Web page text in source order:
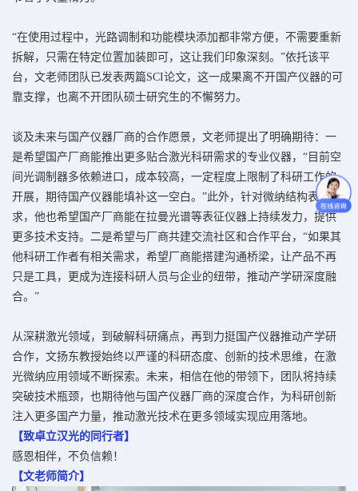
“在使用过程中，光路调制和功能模块添加都非常方便，不需要重新
拆解，只需在特定位置加装即可，这让我们印象深刻。”依托该平
台，文老师团队已发表两篇SCI论文，这一成果离不开国产仪器的可
靠支撑，也离不开团队硕士研究生的不懈努力。
谈及未来与国产仪器厂商的合作愿景，文老师提出了明确期待：一
是希望国产厂商能推出更多贴合激光科研需求的专业仪器，“目前空
间光调制器多依赖进口，成本较高，一定程度上限制了科研工作的
开展，期待国产仪器能填补这一空白。”此外，针对微纳结构表征需
求，他也希望国产厂商能在拉曼光谱等表征仪器上持续发力，提供
更多技术支持。二是希望与厂商共建交流社区和合作平台，“如果其
他科研工作者有相关需求，希望厂商能搭建沟通桥梁，让产品不再
只是工具，更成为连接科研人员与企业的纽带，推动产学研深度融
合。”
从深耕激光领域，到破解科研痛点，再到力挺国产仪器推动产学研
合作，文扬东教授始终以严谨的科研态度、创新的技术思维，在激
光微纳应用领域不断探索。未来，相信在他的带领下，团队将持续
突破技术瓶颈，也期待他与国产仪器厂商的深度合作，为科研创新
注入更多国产力量，推动激光技术在更多领域实现应用落地。
【致卓立汉光的同行者】
感恩相伴，不负信赖！
【文老师简介】